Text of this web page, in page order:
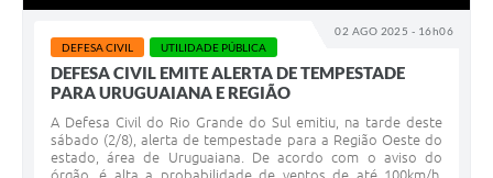
02 AGO 2025 - 16h06
DEFESA CIVIL UTILIDADE PÚBLICA
DEFESA CIVIL EMITE ALERTA DE TEMPESTADE
PARA URUGUAIANA E REGIÃO
A Defesa Civil do Rio Grande do Sul emitiu, na tarde deste
sábado (2/8), alerta de tempestade para a Região Oeste do
estado, área de Uruguaiana. De acordo com o aviso do
órgão, é alta a probabilidade de ventos de até 100km/h,